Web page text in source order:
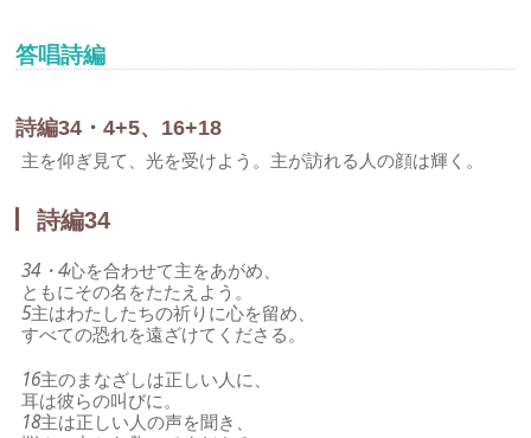
答唱詩編
詩編34・4+5、16+18
主を仰ぎ見て、光を受けよう。主が訪れる人の顔は輝く。
詩編34
34・4心を合わせて主をあがめ、
ともにその名をたたえよう。
5主はわたしたちの祈りに心を留め、
すべての恐れを遠ざけてくださる。
16主のまなざしは正しい人に、
耳は彼らの叫びに。
18主は正しい人の声を聞き、